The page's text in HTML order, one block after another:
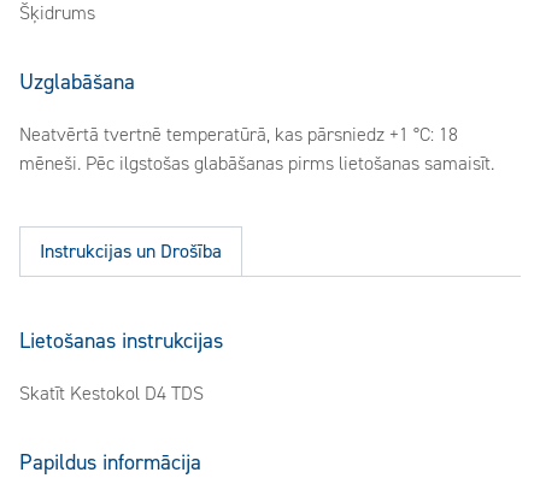
Šķidrums
Uzglabāšana
Neatvērtā tvertnē temperatūrā, kas pārsniedz +1 °C: 18
mēneši. Pēc ilgstošas glabāšanas pirms lietošanas samaisīt.
Instrukcijas un Drošība
Lietošanas instrukcijas
Skatīt Kestokol D4 TDS
Papildus informācija